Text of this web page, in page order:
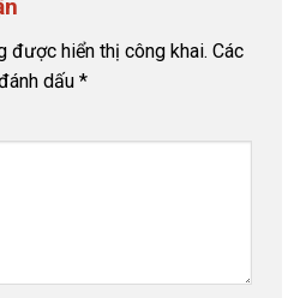
được hiển thị công khai. Các
dấu *